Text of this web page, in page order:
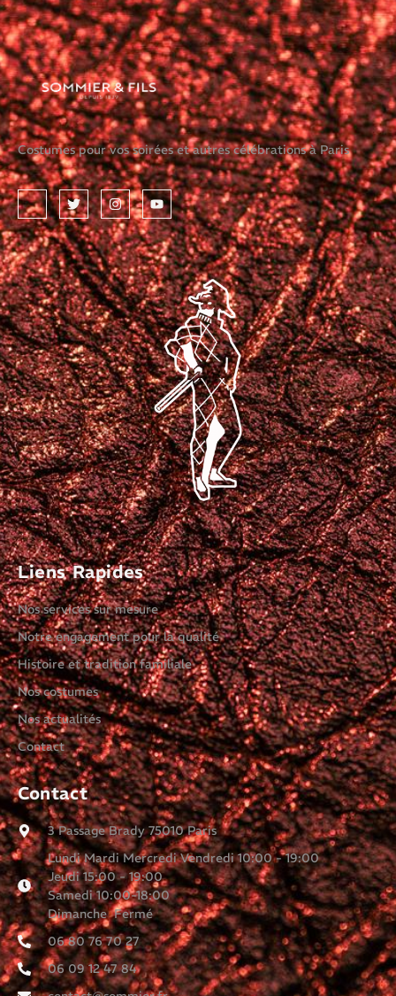
Costumes pour vos soirées et autres célébrations à Paris
Liens Rapides
Nos services sur mesure
Notre engagement pour la qualité
Histoire et tradition familiale
Nos costumes
Nos actualités
Contact
Contact
3 Passage Brady 75010 Paris
Lundi Mardi Mercredi Vendredi 10:00 - 19:00
Jeudi 15:00 - 19:00
Samedi 10:00-18:00
Dimanche Fermé
06 80 76 70 27
06 09 12 47 84